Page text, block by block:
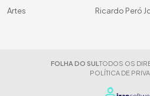
Artes
Ricardo Peró
FOLHA DO SUL TODOS OS
POLÍTICA DE